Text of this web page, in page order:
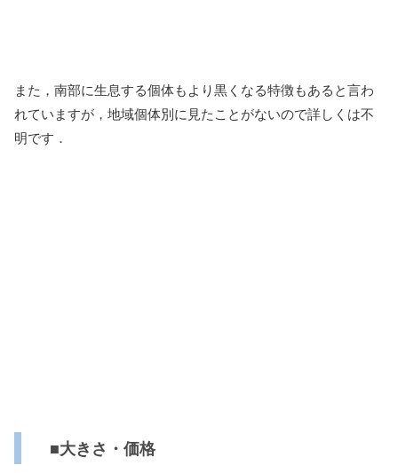
また，南部に生息する個体もより黒くなる特徴もあると言わ
れていますが，地域個体別に見たことがないので詳しくは不
明です．
■大きさ・価格